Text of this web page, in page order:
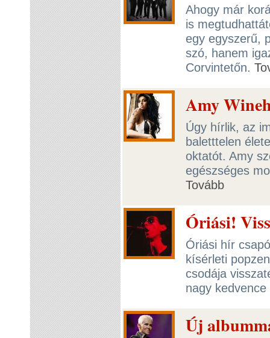
Ahogy már
is
egy egyszerű,
szó, hanem
Corvintetőn.
Amy
Úgy hírlik, az
baletttelen
oktatót. Amy
egészséges
Tovább
Óriási!
Óriási hír
kísérleti
csodája
nagy
Új